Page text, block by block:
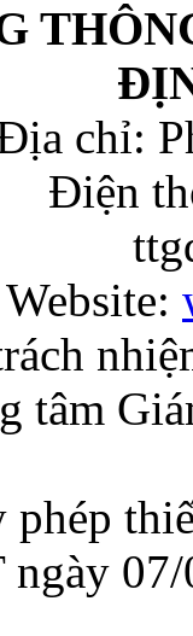
chỉ:
Điện
Website:
tâm
phép
ngày